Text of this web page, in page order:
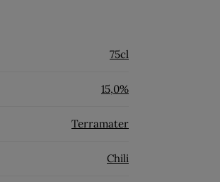
75cl
15,0%
Terramater
Chili